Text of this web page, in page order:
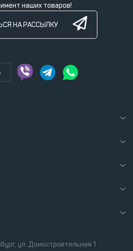
наших товаров!
НА РАССЫЛКУ
ул. Домостроительная 1